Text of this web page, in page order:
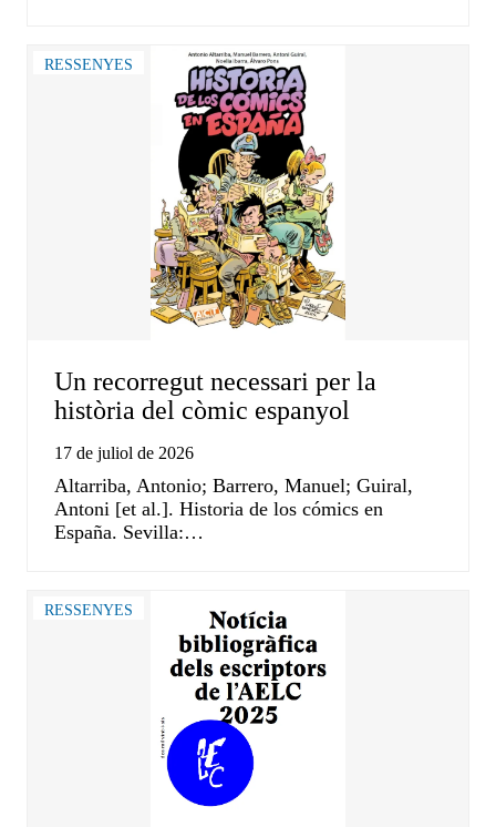
RESSENYES
Un recorregut necessari per la
història del còmic espanyol
17 de juliol de 2026
Altarriba, Antonio; Barrero, Manuel; Guiral,
Antoni [et al.]. Historia de los cómics en
España. Sevilla:…
RESSENYES